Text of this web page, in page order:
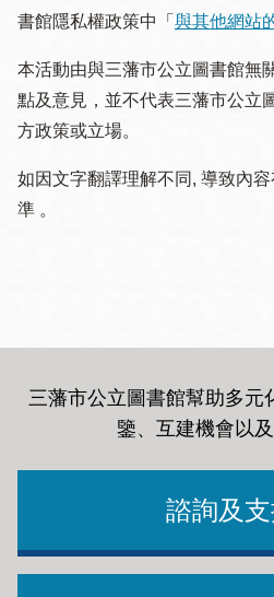
書館隱私權政策中「 與其他網站
本活動由與三藩市公立圖書館無
點及意見，並不代表三藩市公立
方政策或立場。
如因文字翻譯理解不同, 導致內
準 。
三藩市公立圖書館幫助多元
鑒、互建機會以
諮詢及